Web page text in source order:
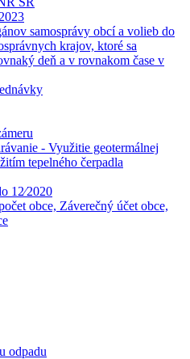
samosprávy obcí a volieb do
krajov, ktoré sa
deň a v rovnakom čase v
- Využitie geotermálnej
tepelného čerpadla
12⁄2020
obce, Záverečný účet obce,
odpadu